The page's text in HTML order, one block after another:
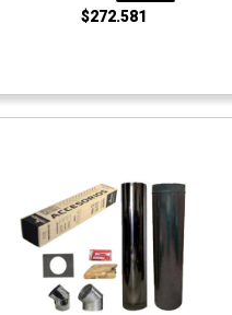
$272.581